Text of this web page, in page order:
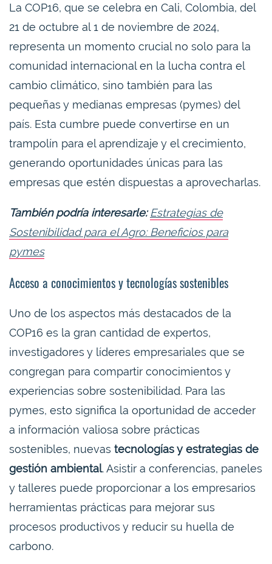
La COP16, que se celebra en Cali, Colombia, del
21 de octubre al 1 de noviembre de 2024,
representa un momento crucial no solo para la
comunidad internacional en la lucha contra el
cambio climático, sino también para las
pequeñas y medianas empresas (pymes) del
país. Esta cumbre puede convertirse en un
trampolín para el aprendizaje y el crecimiento,
generando oportunidades únicas para las
empresas que estén dispuestas a aprovecharlas.
También podría interesarle: Estrategias de
Sostenibilidad para el Agro: Beneficios para
pymes
Acceso a conocimientos y tecnologías sostenibles
Uno de los aspectos más destacados de la
COP16 es la gran cantidad de expertos,
investigadores y líderes empresariales que se
congregan para compartir conocimientos y
experiencias sobre sostenibilidad. Para las
pymes, esto significa la oportunidad de acceder
a información valiosa sobre prácticas
sostenibles, nuevas tecnologías y estrategias de
gestión ambiental. Asistir a conferencias, paneles
y talleres puede proporcionar a los empresarios
herramientas prácticas para mejorar sus
procesos productivos y reducir su huella de
carbono.